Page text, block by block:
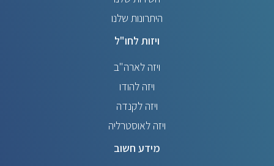
היתרונות שלנו
ויזות לחו"ל
ויזה לארה"ב
ויזה להודו
ויזה לקנדה
ויזה לאוסטרליה
מידע חשוב